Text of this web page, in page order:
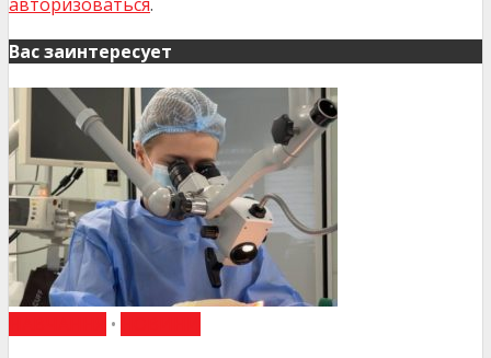
Вас заинтересует
•